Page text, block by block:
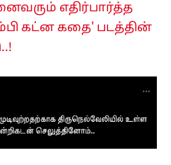
எதிர்பார்த்த
கட்ன கதை' படத்தின்